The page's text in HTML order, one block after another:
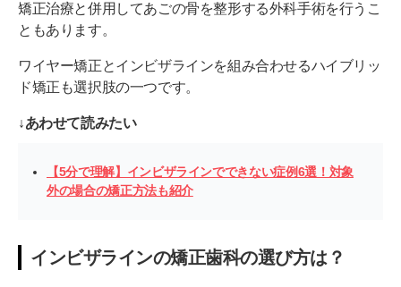
矯正治療と併用してあごの骨を整形する外科手術を行うこ
ともあります。
ワイヤー矯正とインビザラインを組み合わせるハイブリッ
ド矯正も選択肢の一つです。
↓あわせて読みたい
【5分で理解】インビザラインでできない症例6選！対象
外の場合の矯正方法も紹介
インビザラインの矯正歯科の選び方は？